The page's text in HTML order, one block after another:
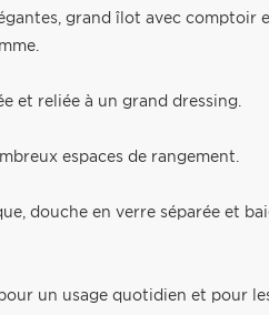
grand îlot avec comptoir
et reliée à un grand dressing.
espaces de rangement.
douche en verre séparée et
un usage quotidien et pour